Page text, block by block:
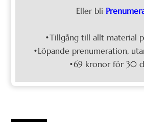
Eller bli
•Tillgång till allt material
•Löpande prenumeration,
•69 kronor för 30